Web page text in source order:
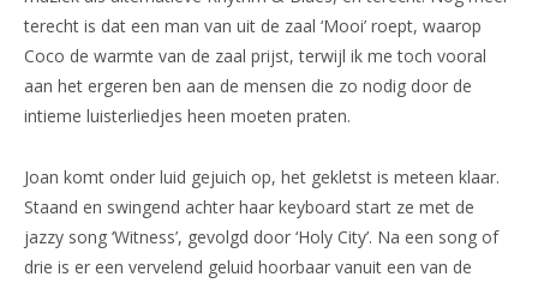
terecht is dat een man van uit de zaal ‘Mooi’ roept, waarop
Coco de warmte van de zaal prijst, terwijl ik me toch vooral
aan het ergeren ben aan de mensen die zo nodig door de
intieme luisterliedjes heen moeten praten.
Joan komt onder luid gejuich op, het gekletst is meteen klaar.
Staand en swingend achter haar keyboard start ze met de
jazzy song ‘Witness’, gevolgd door ‘Holy City’. Na een song of
drie is er een vervelend geluid hoorbaar vanuit een van de